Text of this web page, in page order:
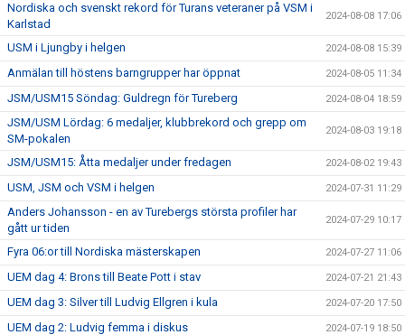
Nordiska och svenskt rekord för Turans veteraner på VSM i
Karlstad
2024-08-08 17:06
USM i Ljungby i helgen 2024-08-08 15:39
Anmälan till höstens barngrupper har öppnat 2024-08-05 11:34
JSM/USM15 Söndag: Guldregn för Tureberg 2024-08-04 18:59
JSM/USM Lördag: 6 medaljer, klubbrekord och grepp om
SM-pokalen
2024-08-03 19:18
JSM/USM15: Åtta medaljer under fredagen 2024-08-02 19:43
USM, JSM och VSM i helgen 2024-07-31 11:29
Anders Johansson - en av Turebergs största profiler har
gått ur tiden
2024-07-29 10:17
Fyra 06:or till Nordiska mästerskapen 2024-07-27 11:06
UEM dag 4: Brons till Beate Pott i stav 2024-07-21 21:43
UEM dag 3: Silver till Ludvig Ellgren i kula 2024-07-20 17:50
UEM dag 2: Ludvig femma i diskus 2024-07-19 18:50